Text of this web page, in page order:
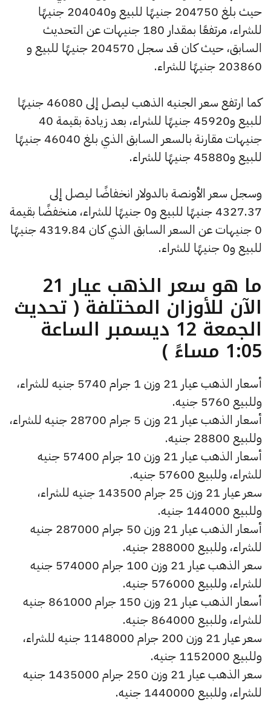
حيث بلغ 204750 جنيهًا للبيع و204040 جنيهًا
للشراء، مرتفعًا بمقدار 180 جنيهات عن التحديث
السابق، حيث كان قد سجل 204570 جنيهًا للبيع و
203860 جنيهًا للشراء.
كما ارتفع سعر الجنيه الذهب ليصل إلى 46080 جنيهًا
للبيع و45920 جنيهًا للشراء، بعد زيادة بقيمة 40
جنيهات مقارنة بالسعر السابق الذي بلغ 46040 جنيهًا
للبيع و45880 جنيهًا للشراء.
وسجل سعر الأونصة بالدولار انخفاضًا ليصل إلى
4327.37 جنيهًا للبيع و0 جنيهًا للشراء، منخفضًا بقيمة
0 جنيهات عن السعر السابق الذي كان 4319.84 جنيهًا
للبيع و0 جنيهًا للشراء.
ما هو سعر الذهب عيار 21
الآن للأوزان المختلفة ( تحديث
الجمعة 12 ديسمبر الساعة
1:05 مساءً )
أسعار الذهب عيار 21 وزن 1 جرام 5740 جنيه للشراء،
وللبيع 5760 جنيه.
أسعار الذهب عيار 21 وزن 5 جرام 28700 جنيه للشراء،
وللبيع 28800 جنيه.
أسعار الذهب عيار 21 وزن 10 جرام 57400 جنيه
للشراء، وللبيع 57600 جنيه.
سعر عيار 21 وزن 25 جرام 143500 جنيه للشراء،
وللبيع 144000 جنيه.
أسعار الذهب عيار 21 وزن 50 جرام 287000 جنيه
للشراء، وللبيع 288000 جنيه.
سعر الذهب عيار 21 وزن 100 جرام 574000 جنيه
للشراء، وللبيع 576000 جنيه.
أسعار الذهب عيار 21 وزن 150 جرام 861000 جنيه
للشراء، وللبيع 864000 جنيه.
سعر عيار 21 وزن 200 جرام 1148000 جنيه للشراء،
وللبيع 1152000 جنيه.
سعر الذهب عيار 21 وزن 250 جرام 1435000 جنيه
للشراء، وللبيع 1440000 جنيه.